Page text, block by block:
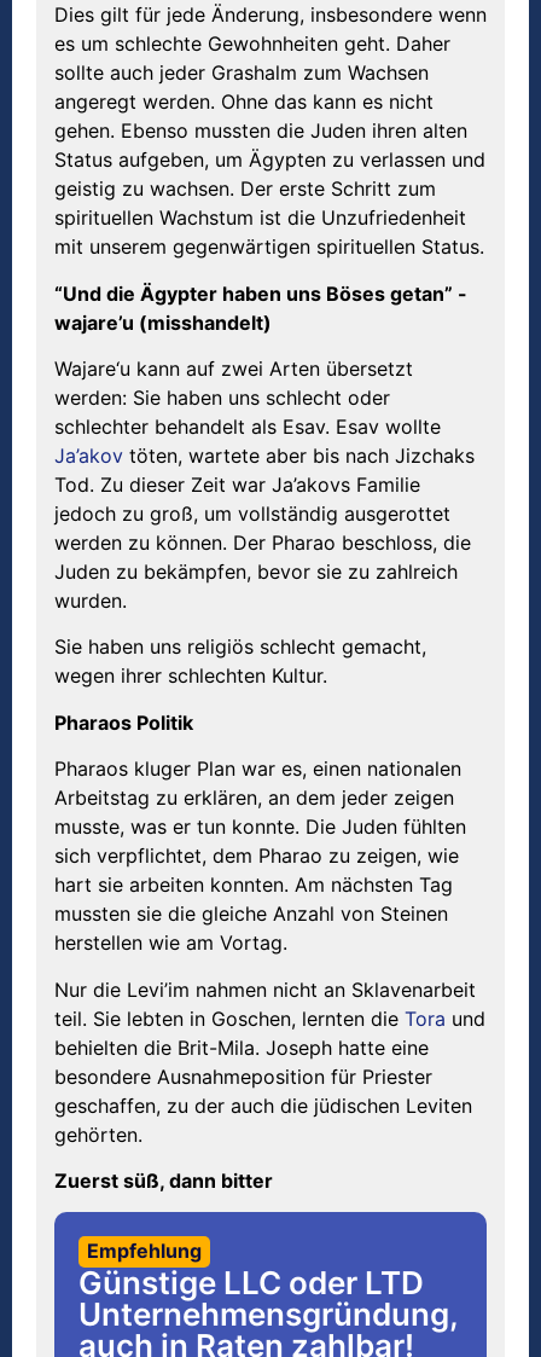
Dies gilt für jede Änderung, insbesondere wenn
es um schlechte Gewohnheiten geht. Daher
sollte auch jeder Grashalm zum Wachsen
angeregt werden. Ohne das kann es nicht
gehen. Ebenso mussten die Juden ihren alten
Status aufgeben, um Ägypten zu verlassen und
geistig zu wachsen. Der erste Schritt zum
spirituellen Wachstum ist die Unzufriedenheit
mit unserem gegenwärtigen spirituellen Status.
“Und die Ägypter haben uns Böses getan” -
wajare’u (misshandelt)
Wajare‘u kann auf zwei Arten übersetzt
werden: Sie haben uns schlecht oder
schlechter behandelt als Esav. Esav wollte
Ja’akov töten, wartete aber bis nach Jizchaks
Tod. Zu dieser Zeit war Ja’akovs Familie
jedoch zu groß, um vollständig ausgerottet
werden zu können. Der Pharao beschloss, die
Juden zu bekämpfen, bevor sie zu zahlreich
wurden.
Sie haben uns religiös schlecht gemacht,
wegen ihrer schlechten Kultur.
Pharaos Politik
Pharaos kluger Plan war es, einen nationalen
Arbeitstag zu erklären, an dem jeder zeigen
musste, was er tun konnte. Die Juden fühlten
sich verpflichtet, dem Pharao zu zeigen, wie
hart sie arbeiten konnten. Am nächsten Tag
mussten sie die gleiche Anzahl von Steinen
herstellen wie am Vortag.
Nur die Levi’im nahmen nicht an Sklavenarbeit
teil. Sie lebten in Goschen, lernten die Tora und
behielten die Brit-Mila. Joseph hatte eine
besondere Ausnahmeposition für Priester
geschaffen, zu der auch die jüdischen Leviten
gehörten.
Zuerst süß, dann bitter
Empfehlung
Günstige LLC oder LTD
Unternehmensgründung,
auch in Raten zahlbar!